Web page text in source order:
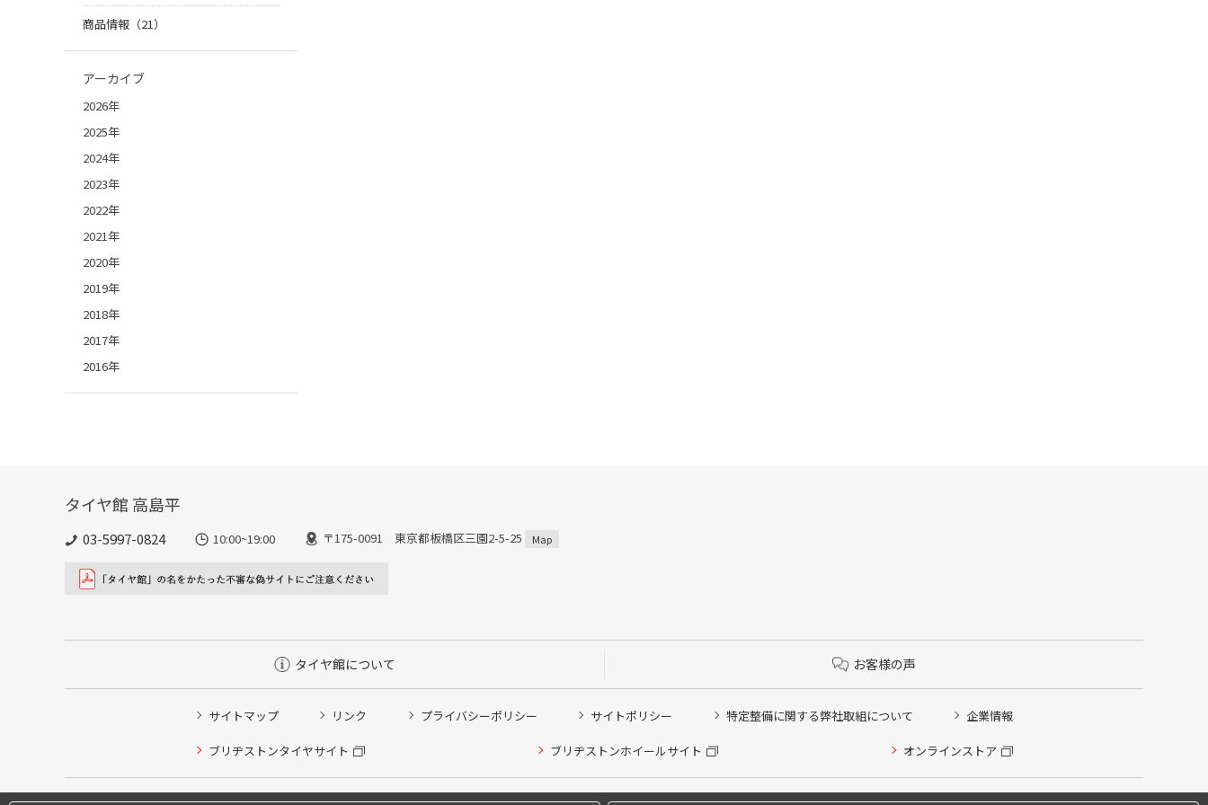
商品情報（21）
アーカイブ
2026年
2025年
2024年
2023年
2022年
2021年
2020年
2019年
2018年
2017年
2016年
タイヤ館 高島平
03-5997-0824 10:00~19:00 〒175-0091 東京都板橋区三園2-5-25 Map
タイヤ館について お客様の声
サイトマップ リンク プライバシーポリシー サイトポリシー 特定整備に関する弊社取組について 企業情報
ブリヂストンタイヤサイト ブリヂストンホイールサイト オンラインストア
タイヤ点検・安全点検/タイヤ履き替え/オイル交換/その他ピット作業の予約